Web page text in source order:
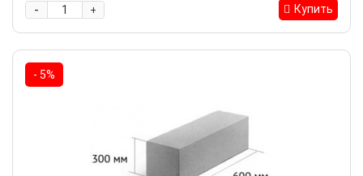
+
- Купить
- 5%